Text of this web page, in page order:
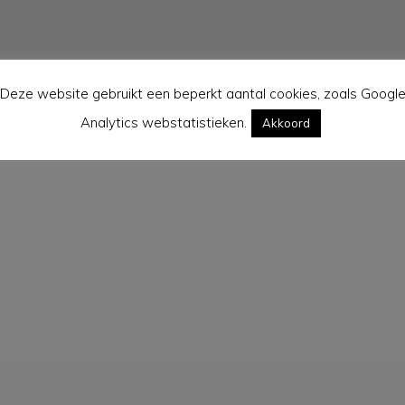
Deze website gebruikt een beperkt aantal cookies, zoals Google
Analytics webstatistieken.
Akkoord